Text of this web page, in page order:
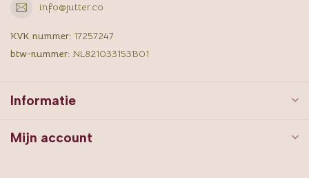
info@jutter.co
KVK nummer: 17257247
btw-nummer: NL821033153B01
Informatie
Mijn account